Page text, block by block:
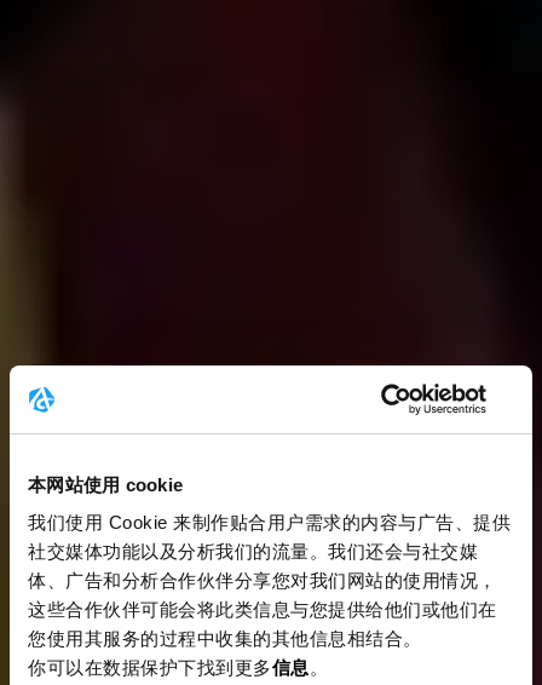
本网站使用 cookie
我们使用 Cookie 来制作贴合用户需求的内容与广告、提供
社交媒体功能以及分析我们的流量。我们还会与社交媒
体、广告和分析合作伙伴分享您对我们网站的使用情况，
这些合作伙伴可能会将此类信息与您提供给他们或他们在
您使用其服务的过程中收集的其他信息相结合。
你可以在数据保护下找到更多信息 。